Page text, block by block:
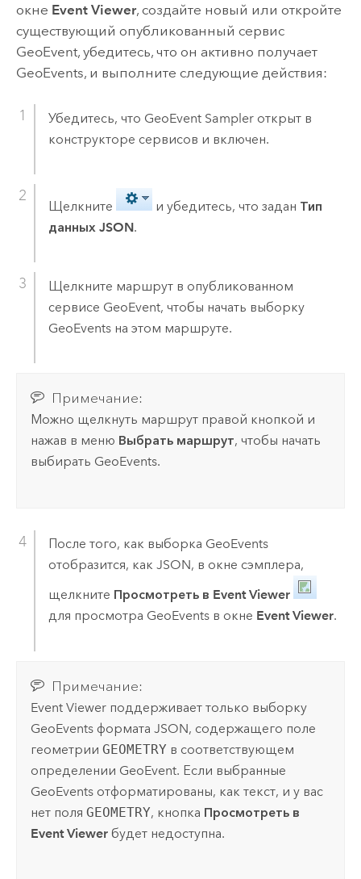
окне Event Viewer, создайте новый или откройте
существующий опубликованный сервис
GeoEvent, убедитесь, что он активно получает
GeoEvents, и выполните следующие действия:
Убедитесь, что GeoEvent Sampler открыт в
конструкторе сервисов и включен.
Щелкните и убедитесь, что задан Тип
данных JSON.
Щелкните маршрут в опубликованном
сервисе GeoEvent, чтобы начать выборку
GeoEvents на этом маршруте.
Примечание:
Можно щелкнуть маршрут правой кнопкой и
нажав в меню Выбрать маршрут, чтобы начать
выбирать GeoEvents.
После того, как выборка GeoEvents
отобразится, как JSON, в окне сэмплера,
щелкните Просмотреть в Event Viewer
для просмотра GeoEvents в окне Event Viewer.
Примечание:
Event Viewer поддерживает только выборку
GeoEvents формата JSON, содержащего поле
геометрииGEOMETRY в соответствующем
определении GeoEvent. Если выбранные
GeoEvents отформатированы, как текст, и у вас
нет поляGEOMETRY, кнопка Просмотреть в
Event Viewer будет недоступна.